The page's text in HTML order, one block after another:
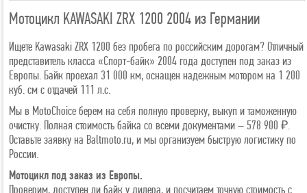
Мотоцикл KAWASAKI ZRX 1200 2004 из Германии
Ищете Kawasaki ZRX 1200 без пробега по российским дорогам? Отличный
представитель класса «Спорт-байк» 2004 года доступен под заказ из
Европы. Байк проехал 31 000 км, оснащен надежным мотором на 1 200
куб. см с отдачей 111 л.с.
Мы в MotoChoice берем на себя полную проверку, выкуп и таможенную
очистку. Полная стоимость байка со всеми документами – 578 900 ₽.
Оставьте заявку на Baltmoto.ru, и мы организуем быструю логистику по
России.
Мотоцикл под заказ из Европы.
Проверим, доступен ли байк у дилера, и посчитаем точную стоимость с